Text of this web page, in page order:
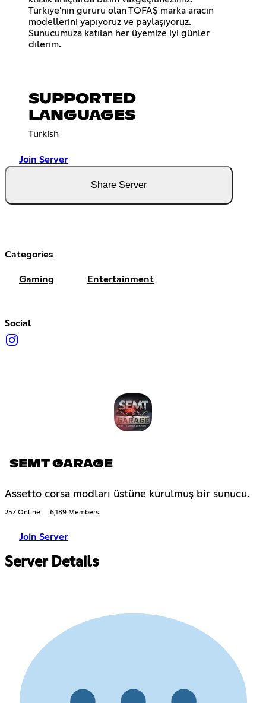
Türkiye'nin gururu olan TOFAŞ marka aracın
modellerini yapıyoruz ve paylaşıyoruz.
Sunucumuza katılan her üyemize iyi günler
dilerim.
SUPPORTED
LANGUAGES
Turkish
Join Server
Share Server
Categories
Gaming Entertainment
Social
SEMT GARAGE
Assetto corsa modları üstüne kurulmuş bir sunucu.
257 Online 6,189 Members
Join Server
Server Details